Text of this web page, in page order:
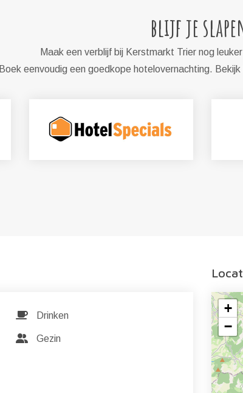
blijf je
Maak een verblijf bij Kerstmarkt Trier nog
Boek eenvoudig een goedkope hotelovernachting.
Drinken
Gezin
+
−